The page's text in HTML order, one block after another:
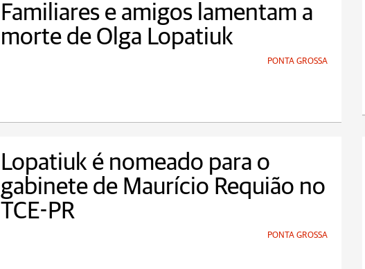
Familiares e amigos lamentam a
morte de Olga Lopatiuk
PONTA GROSSA
Lopatiuk é nomeado para o
gabinete de Maurício Requião no
TCE-PR
PONTA GROSSA